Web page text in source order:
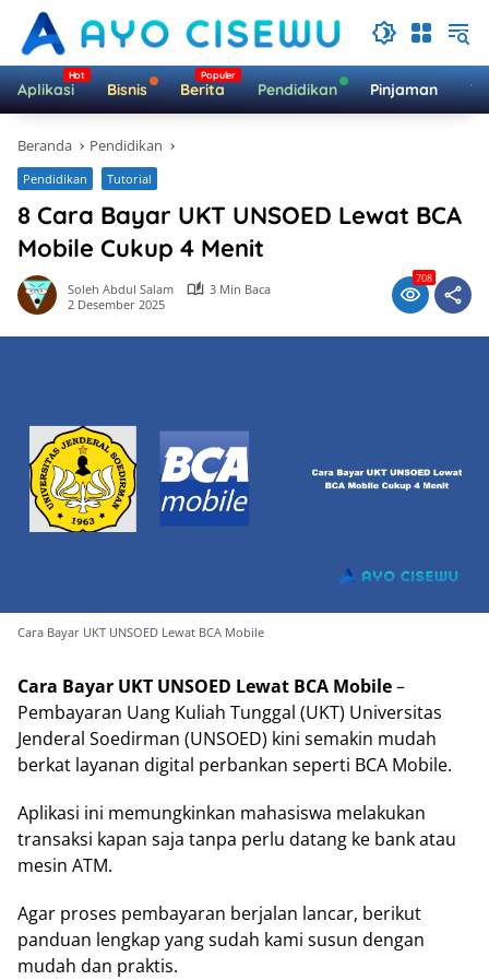
Langsung
konten
Aplikasi Bisnis Berita Pendidikan Pinjaman
Beranda Pendidikan
Pendidikan Tutorial
8 Cara Bayar UKT UNSOED Lewat BCA
Mobile Cukup 4 Menit
Soleh Abdul Salam
3 Min Baca
2 Desember 2025
708
Cara Bayar UKT UNSOED Lewat BCA Mobile
Cara Bayar UKT UNSOED Lewat BCA Mobile–
Pembayaran Uang Kuliah Tunggal (UKT) Universitas
Jenderal Soedirman (UNSOED) kini semakin mudah
berkat layanan digital perbankan seperti BCA Mobile.
Aplikasi ini memungkinkan mahasiswa melakukan
transaksi kapan saja tanpa perlu datang ke bank atau
mesin ATM.
Agar proses pembayaran berjalan lancar, berikut
panduan lengkap yang sudah kami susun dengan
mudah dan praktis.